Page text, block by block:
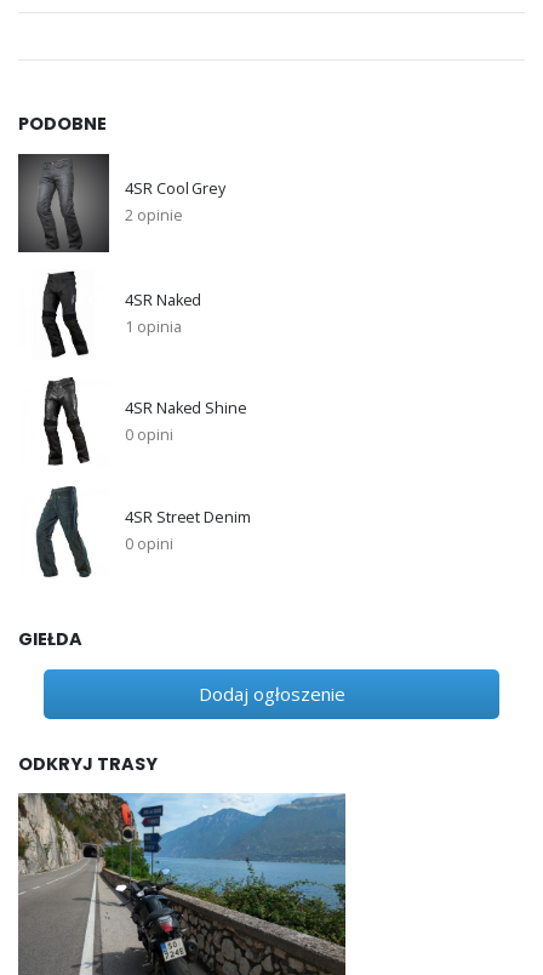
PODOBNE
4SR Cool Grey
2 opinie
4SR Naked
1 opinia
4SR Naked Shine
0 opini
4SR Street Denim
0 opini
GIEŁDA
Dodaj ogłoszenie
ODKRYJ TRASY